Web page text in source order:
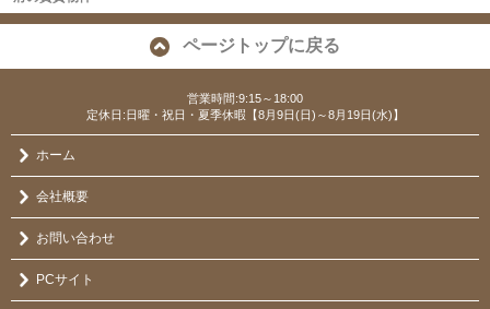
ページトップに戻る
営業時間:9:15～18:00
定休日:日曜・祝日・夏季休暇【8月9日(日)～8月19日(水)】
ホーム
会社概要
お問い合わせ
PCサイト